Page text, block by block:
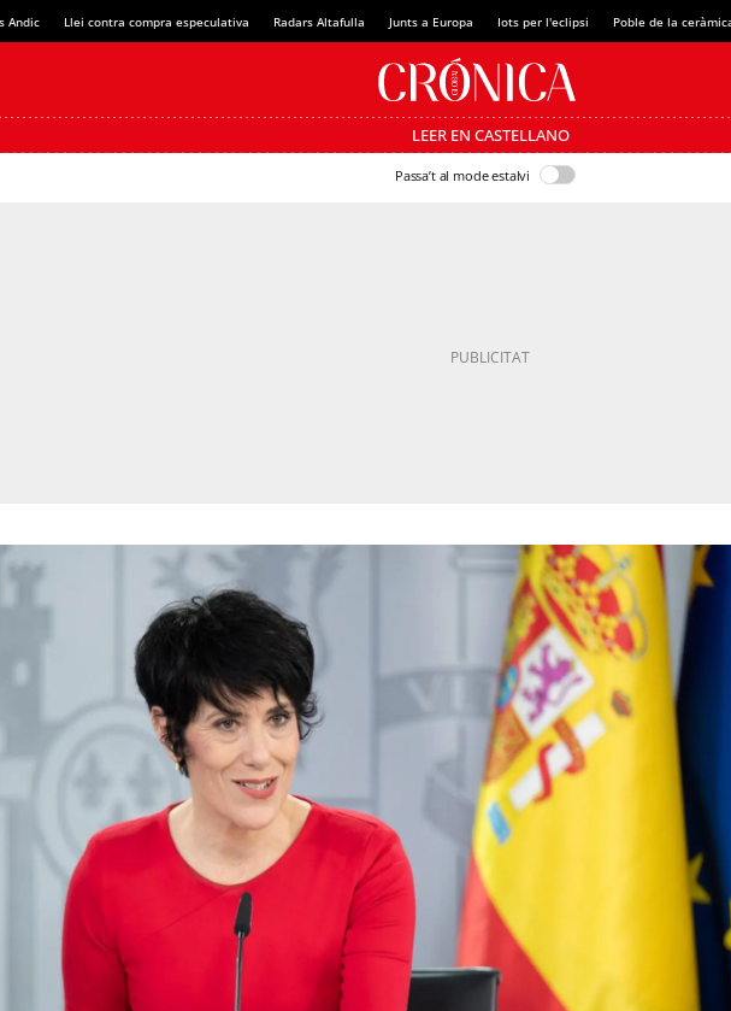
Andic Llei contra compra especulativa Radars Altafulla Junts a Europa Iots per l'eclipsi Poble de la
LEER EN CASTELLANO
Passa’t al mode estalvi